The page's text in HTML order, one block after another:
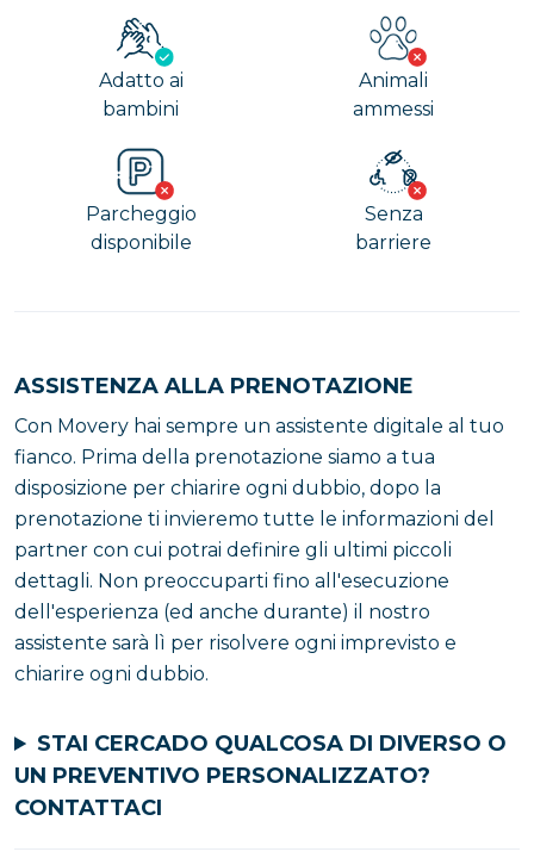
Adatto ai
bambini
Animali
ammessi
Parcheggio
disponibile
Senza
barriere
ASSISTENZA ALLA PRENOTAZIONE
Con Movery hai sempre un assistente digitale al tuo
fianco. Prima della prenotazione siamo a tua
disposizione per chiarire ogni dubbio, dopo la
prenotazione ti invieremo tutte le informazioni del
partner con cui potrai definire gli ultimi piccoli
dettagli. Non preoccuparti fino all'esecuzione
dell'esperienza (ed anche durante) il nostro
assistente sarà lì per risolvere ogni imprevisto e
chiarire ogni dubbio.
STAI CERCADO QUALCOSA DI DIVERSO O
UN PREVENTIVO PERSONALIZZATO?
CONTATTACI